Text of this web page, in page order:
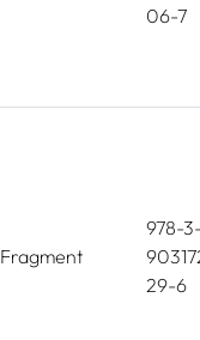
06-7
Fragment
978-
29-6